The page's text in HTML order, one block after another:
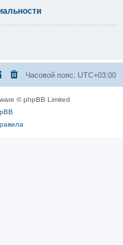
Часовой пояс: UTC+03:00
© phpBB Limited